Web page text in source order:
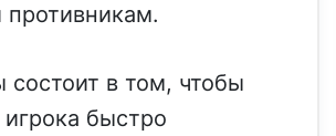
противникам.
состоит в том, чтобы
игрока быстро